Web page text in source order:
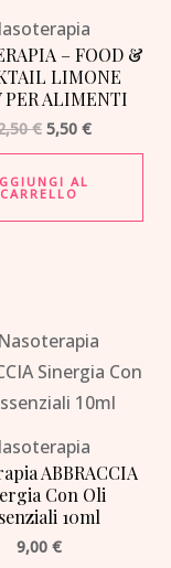
– FOOD &
LIMONE
PER ALIMENTI
€ 5,50 €
AL
CARRELLO
ABBRACCIA
Con Oli
10ml
9,00€